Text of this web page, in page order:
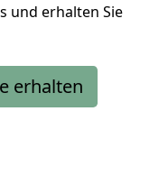
und erhalten Sie
erhalten